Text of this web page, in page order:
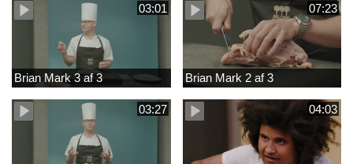
03:01
Brian Mark 3 af 3
07:23
Brian Mark 2 af 3
03:27 04:03